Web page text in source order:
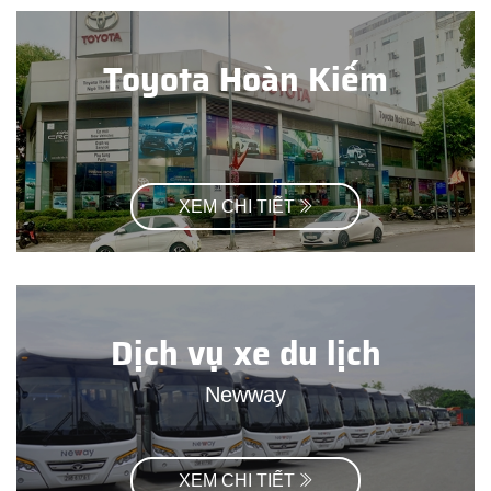
Toyota Hoàn Kiếm
XEM CHI TIẾT
Dịch vụ xe du lịch
Newway
XEM CHI TIẾT